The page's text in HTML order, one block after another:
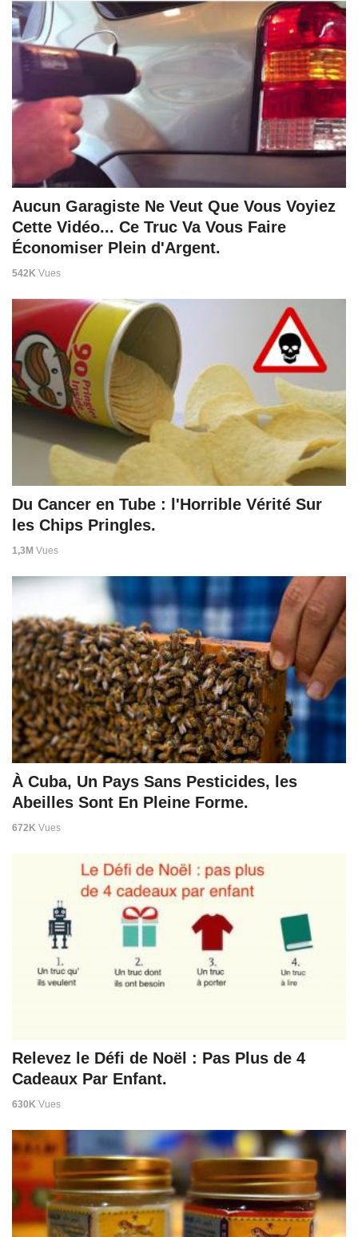
Aucun Garagiste Ne Veut Que Vous Voyiez
Cette Vidéo... Ce Truc Va Vous Faire
Économiser Plein d'Argent.
542K Vues
Du Cancer en Tube : l'Horrible Vérité Sur
les Chips Pringles.
1,3M Vues
À Cuba, Un Pays Sans Pesticides, les
Abeilles Sont En Pleine Forme.
672K Vues
Relevez le Défi de Noël : Pas Plus de 4
Cadeaux Par Enfant.
630K Vues